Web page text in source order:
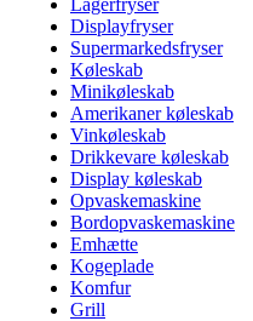
Lagerfryser
Displayfryser
Supermarkedsfryser
Køleskab
Minikøleskab
Amerikaner køleskab
Vinkøleskab
Drikkevare køleskab
Display køleskab
Opvaskemaskine
Bordopvaskemaskine
Emhætte
Kogeplade
Komfur
Grill